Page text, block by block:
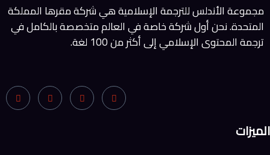
مجموعة الأندلس للترجمة الإسلامية هي شركة مقرها المملكة
المتحدة. نحن أول شركة خاصة في العالم متخصصة بالكامل في
ترجمة المحتوى الإسلامي إلى أكثر من 100 لغة.
الميزات